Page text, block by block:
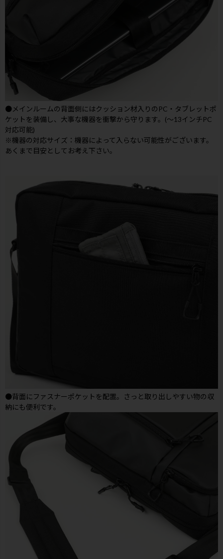
●メインルームの背面側にはクッション材入りのPC・タブレットポ
ケットを装備し、大事な機器を衝撃から守ります。(～13インチPC
対応可能)
※機器の対応サイズ：機器によって入らない可能性がございます。
あくまで目安としてお考え下さい。
●背面にファスナーポケットを配置。さっと取り出しやすい物の収
納にも便利です。